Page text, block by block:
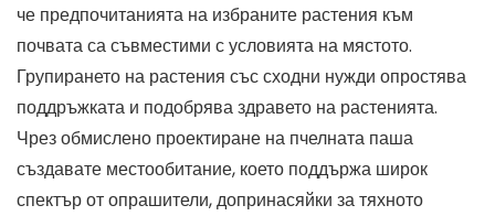
че предпочитанията на избраните растения към
почвата са съвместими с условията на мястото.
Групирането на растения със сходни нужди опростява
поддръжката и подобрява здравето на растенията.
Чрез обмислено проектиране на пчелната паша
създавате местообитание, което поддържа широк
спектър от опрашители, допринасяйки за тяхното